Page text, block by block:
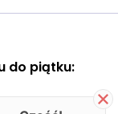
do piątku: